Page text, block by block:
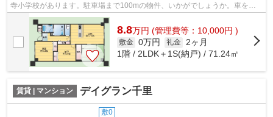
寺小学校があります。駐車場まで100mの物件、いかがでしょうか。車をお
持ちの方にもオススメの、自走式駐車場を...
8.8万円 (管理費等：10,000円 )
敷金 0万円 礼金 2ヶ月
1階 / 2LDK＋1S(納戸) / 71.24㎡
賃貸 | マンション デイグラン千里
敷0